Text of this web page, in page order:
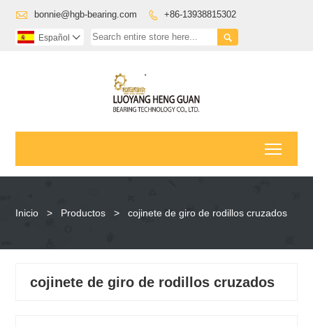
 bonnie@hgb-bearing.com  +86-13938815302

Español 
Inicio > Productos > cojinete de giro de rodillos cruzados
cojinete de giro de rodillos cruzados